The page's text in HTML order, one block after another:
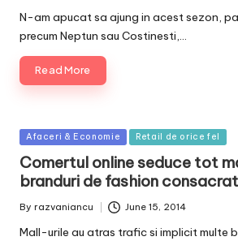
N-am apucat sa ajung in acest sezon,
precum Neptun sau Costinesti,…
Read More
Posted
in
Afaceri & Economie Retail de orice fel
Comertul online seduce tot
branduri de fashion
Posted
By razvaniancu June 15, 2014
Mall-urile au atras trafic si implicit multe